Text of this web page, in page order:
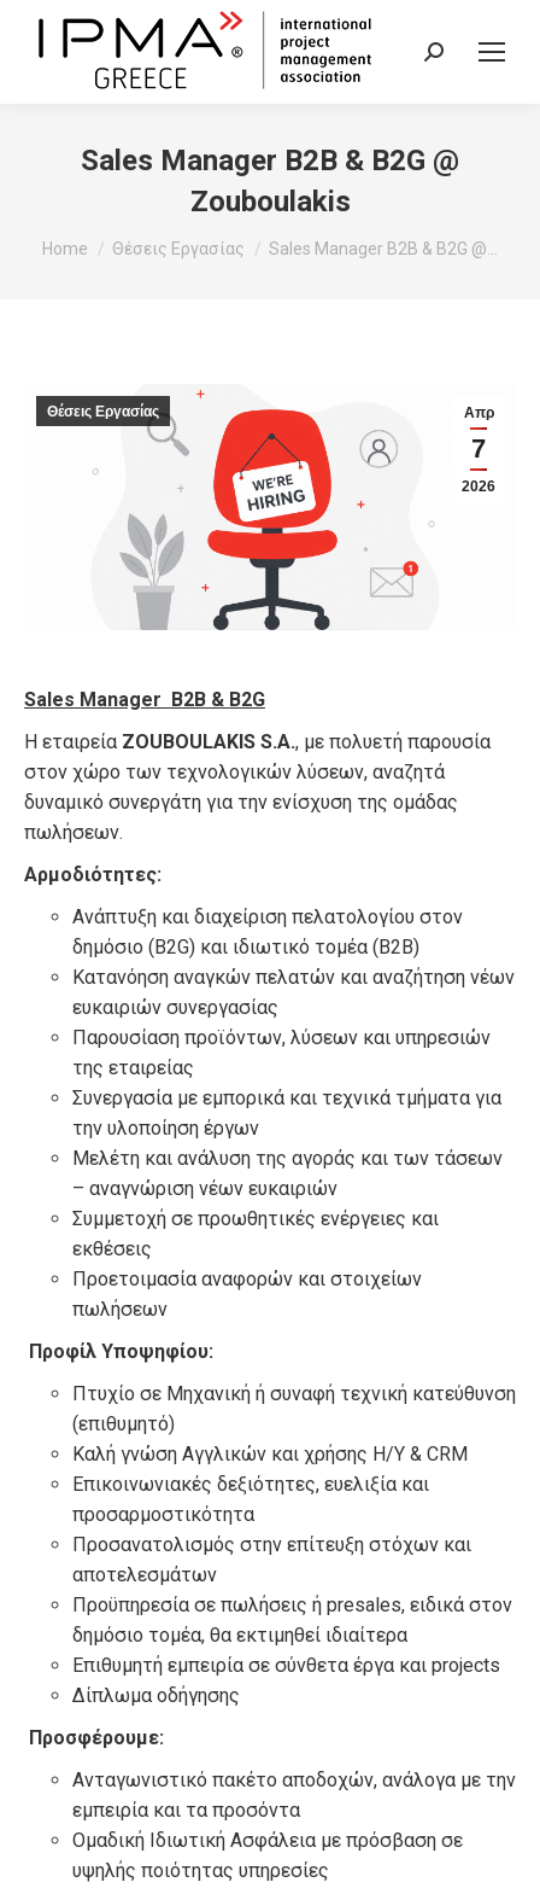
Search:
Sales Manager B2B & B2G @
Zouboulakis
You are here:
Home Θέσεις Εργασίας Sales Manager B2B & B2G @…
Απρ
7
2026
Θέσεις Εργασίας
Sales Manager B2B & B2G
Η εταιρεία ZOUBOULAKIS S.A., με πολυετή παρουσία
στον χώρο των τεχνολογικών λύσεων, αναζητά
δυναμικό συνεργάτη για την ενίσχυση της ομάδας
πωλήσεων.
Αρμοδιότητες:
Ανάπτυξη και διαχείριση πελατολογίου στον
δημόσιο (B2G) και ιδιωτικό τομέα (B2B)
Κατανόηση αναγκών πελατών και αναζήτηση νέων
ευκαιριών συνεργασίας
Παρουσίαση προϊόντων, λύσεων και υπηρεσιών
της εταιρείας
Συνεργασία με εμπορικά και τεχνικά τμήματα για
την υλοποίηση έργων
Μελέτη και ανάλυση της αγοράς και των τάσεων
– αναγνώριση νέων ευκαιριών
Συμμετοχή σε προωθητικές ενέργειες και
εκθέσεις
Προετοιμασία αναφορών και στοιχείων
πωλήσεων
Προφίλ Υποψηφίου:
Πτυχίο σε Μηχανική ή συναφή τεχνική κατεύθυνση
(επιθυμητό)
Καλή γνώση Αγγλικών και χρήσης Η/Υ & CRM
Επικοινωνιακές δεξιότητες, ευελιξία και
προσαρμοστικότητα
Προσανατολισμός στην επίτευξη στόχων και
αποτελεσμάτων
Προϋπηρεσία σε πωλήσεις ή presales, ειδικά στον
δημόσιο τομέα, θα εκτιμηθεί ιδιαίτερα
Επιθυμητή εμπειρία σε σύνθετα έργα και projects
Δίπλωμα οδήγησης
Προσφέρουμε:
Ανταγωνιστικό πακέτο αποδοχών, ανάλογα με την
εμπειρία και τα προσόντα
Ομαδική Ιδιωτική Ασφάλεια με πρόσβαση σε
υψηλής ποιότητας υπηρεσίες